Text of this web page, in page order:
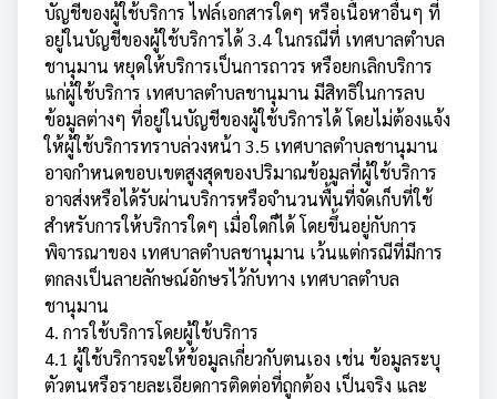
บัญชีของผู้ใช้บริการ ไฟล์เอกสารใดๆ หรือเนื้อหาอื่นๆ ที่
อยู่ในบัญชีของผู้ใช้บริการได้ 3.4 ในกรณีที่ เทศบาลตำบล
ชานุมาน หยุดให้บริการเป็นการถาวร หรือยกเลิกบริการ
แก่ผู้ใช้บริการ เทศบาลตำบลชานุมาน มีสิทธิในการลบ
ข้อมูลต่างๆ ที่อยู่ในบัญชีของผู้ใช้บริการได้ โดยไม่ต้องแจ้ง
ให้ผู้ใช้บริการทราบล่วงหน้า 3.5 เทศบาลตำบลชานุมาน
อาจกำหนดขอบเขตสูงสุดของปริมาณข้อมูลที่ผู้ใช้บริการ
อาจส่งหรือได้รับผ่านบริการหรือจำนวนพื้นที่จัดเก็บที่ใช้
สำหรับการให้บริการใดๆ เมื่อใดก็ได้ โดยขึ้นอยู่กับการ
พิจารณาของ เทศบาลตำบลชานุมาน เว้นแต่กรณีที่มีการ
ตกลงเป็นลายลักษณ์อักษรไว้กับทาง เทศบาลตำบล
ชานุมาน
4. การใช้บริการโดยผู้ใช้บริการ
4.1 ผู้ใช้บริการจะให้ข้อมูลเกี่ยวกับตนเอง เช่น ข้อมูลระบุ
ตัวตนหรือรายละเอียดการติดต่อที่ถูกต้อง เป็นจริง และ